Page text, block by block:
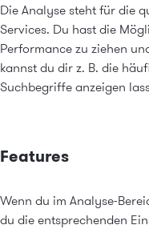
Die Analyse steht für die
Services. Du hast die
Performance zu ziehen
kannst du dir z. B. die
Suchbegriffe anzeigen
Features
Wenn du im Analyse-
du die entsprechenden